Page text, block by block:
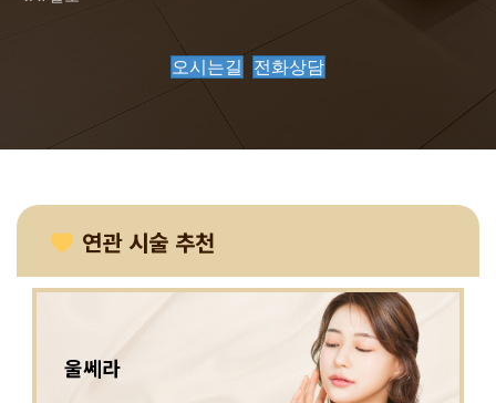
오시는길 전화상담
연관 시술 추천
울쎄라